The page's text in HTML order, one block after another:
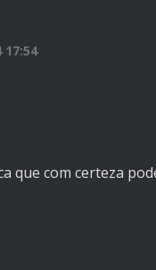
que com certeza